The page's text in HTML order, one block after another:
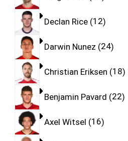
Declan Rice 12
Darwin Nunez 24
Christian Eriksen 18
Benjamin Pavard 22
Axel Witsel 16